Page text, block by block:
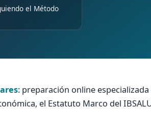
el Método
: preparación online
el Estatuto Marco del